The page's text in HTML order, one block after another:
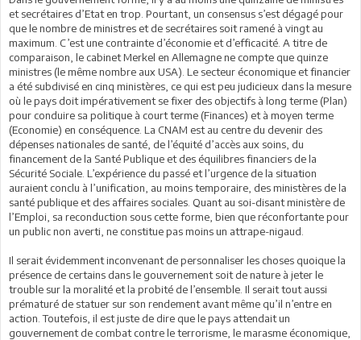
et secrétaires d’Etat en trop. Pourtant, un consensus s’est dégagé pour
que le nombre de ministres et de secrétaires soit ramené à vingt au
maximum. C’est une contrainte d’économie et d’efficacité. A titre de
comparaison, le cabinet Merkel en Allemagne ne compte que quinze
ministres (le même nombre aux USA). Le secteur économique et financier
a été subdivisé en cinq ministères, ce qui est peu judicieux dans la mesure
où le pays doit impérativement se fixer des objectifs à long terme (Plan)
pour conduire sa politique à court terme (Finances) et à moyen terme
(Economie) en conséquence. La CNAM est au centre du devenir des
dépenses nationales de santé, de l’équité d’accès aux soins, du
financement de la Santé Publique et des équilibres financiers de la
Sécurité Sociale. L’expérience du passé et l’urgence de la situation
auraient conclu à l’unification, au moins temporaire, des ministères de la
santé publique et des affaires sociales. Quant au soi-disant ministère de
l’Emploi, sa reconduction sous cette forme, bien que réconfortante pour
un public non averti, ne constitue pas moins un attrape-nigaud.
Il serait évidemment inconvenant de personnaliser les choses quoique la
présence de certains dans le gouvernement soit de nature à jeter le
trouble sur la moralité et la probité de l’ensemble. Il serait tout aussi
prématuré de statuer sur son rendement avant même qu’il n’entre en
action. Toutefois, il est juste de dire que le pays attendait un
gouvernement de combat contre le terrorisme, le marasme économique,